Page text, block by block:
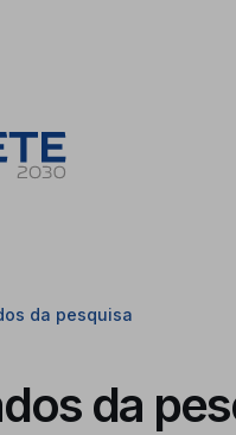
da pesquisa
da